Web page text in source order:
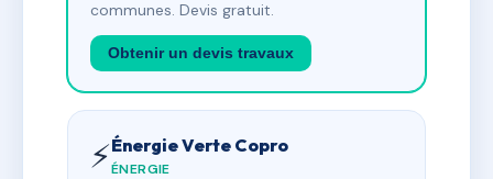
communes. Devis gratuit.
Obtenir un devis travaux
⚡Énergie Verte Copro
ÉNERGIE